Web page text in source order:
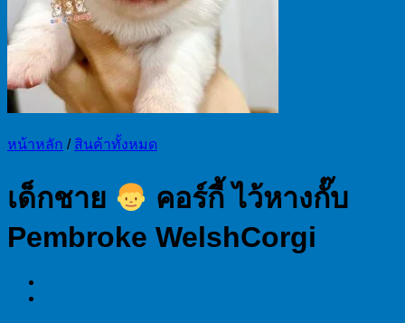
หน้าหลัก / สินค้าทั้งหมด
เด็กชาย
คอร์กี้ ไว้หางกั๊บ
Pembroke WelshCorgi